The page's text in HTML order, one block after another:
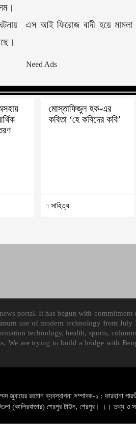
এস আই ফিরোজ বাদী হয়ে মামলা
মোস্তাফিজুল হক-এর
কবিতা ‘হে কবিদের কবি’
সাহিত্য
portal. It has begun with
use of modern technology from
technology, health, sports,
We are trying to build a bridge with
জুবায়ের রহমান ব্যবস্থাপনা সম্পাদক-১ : ফারহানা
(কালিরবাজার) শেরপুর টাউন, শেরপুর। ।। তথ্য ও